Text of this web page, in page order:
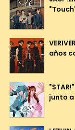
años
junto a